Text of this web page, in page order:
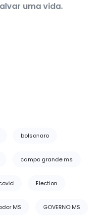
uma vida.
bolsonaro
campo grande ms
Election
MS GOVERNO MS